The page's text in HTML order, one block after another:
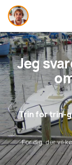
Jeg
Trin for trin-
For dig, der vil